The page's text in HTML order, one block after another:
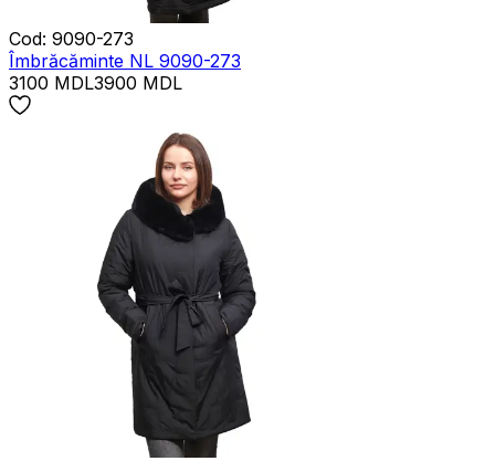
Cod: 9090-273
Îmbrăcăminte NL 9090-273
3100 MDL3900 MDL